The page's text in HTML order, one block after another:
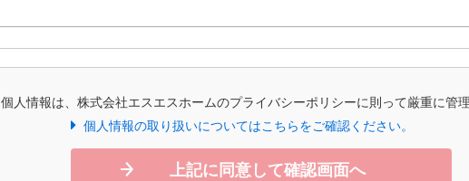
個人情報は、株式会社エスエスホームのプライバシーポリシーに則って厳重に管理
個人情報の取り扱いについてはこちらをご確認ください。
上記に同意して確認画面へ